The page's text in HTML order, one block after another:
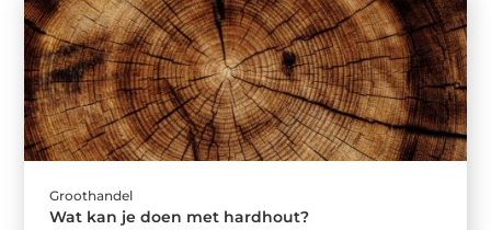
Groothandel
Wat kan je doen met hardhout?